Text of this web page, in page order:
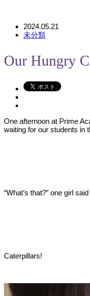
2024.05.21
未分類
Our Hungry
One afternoon at Prime
waiting for our students in
“What’s that?” one girl
Caterpillars!